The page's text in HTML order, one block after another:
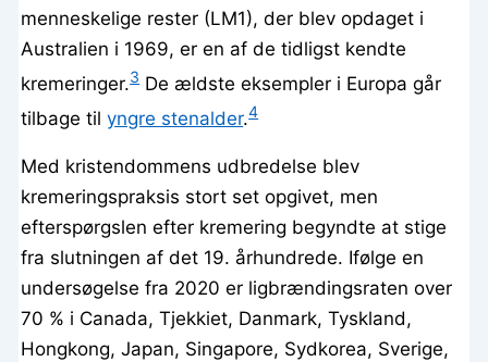
menneskelige rester (LM1), der blev opdaget i
Australien i 1969, er en af de tidligst kendte
kremeringer.3De ældste eksempler i Europa går
tilbage tilyngre stenalder.4
Med kristendommens udbredelse blev
kremeringspraksis stort set opgivet, men
efterspørgslen efter kremering begyndte at stige
fra slutningen af det 19. århundrede. Ifølge en
undersøgelse fra 2020 er ligbrændingsraten over
70 % i Canada, Tjekkiet, Danmark, Tyskland,
Hongkong, Japan, Singapore, Sydkorea, Sverige,